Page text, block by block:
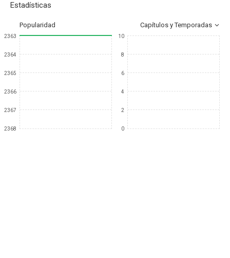
Estadísticas
Popularidad Capítulos y Temporadas
2363
2364
2365
2366
2367
2368
10
8
6
4
2
0